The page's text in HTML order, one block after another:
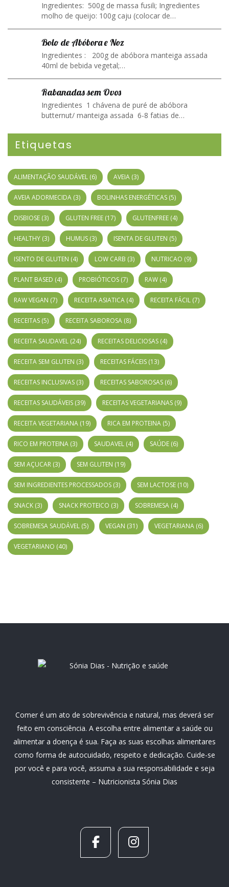
Ingredientes: 500g de massa fusili; Ingredientes
molho de queijo: 100g caju (colocar de…
Bolo de Abóbora e Noz
Ingredientes : 200g de abóbora manteiga assada
40ml de bebida vegetal;…
Rabanadas sem Ovos
Ingredientes 1 chávena de puré de abóbora
butternut/ manteiga assada 6-8 fatias de…
Etiquetas
ALIMENTAÇÃO SAUDÁVEL (6) AVEIA (3)
AVEIA ADORMECIDA (3) BOLINHAS ENERGÉTICAS (5)
DISBIOSE (3) GLUTEN FREE (17) GLUTENFREE (4)
HEALTHY (3) HUMUS (3) ISENTA DE GLUTEN (5)
ISENTO DE GLUTEN (4) LOW CARB (3) NUTRICAO (9)
PLANT BASED (4) PROBIÓTICOS (7) RAW (4)
RAW VEGAN (7) RECEITA ASIATICA (4) RECEITA FÁCIL (7)
RECEITAS (5) RECEITA SABOROSA (8)
RECEITA SAUDAVEL (24) RECEITAS DELICIOSAS (4)
RECEITA SEM GLUTEN (3) RECEITAS FÁCEIS (13)
RECEITAS INCLUSIVAS (3) RECEITAS SABOROSAS (6)
RECEITAS SAUDÁVEIS (39) RECEITAS VEGETARIANAS (9)
RECEITA VEGETARIANA (19) RICA EM PROTEINA (5)
RICO EM PROTEINA (3) SAUDAVEL (4) SAÚDE (6)
SEM AÇUCAR (3) SEM GLUTEN (19)
SEM INGREDIENTES PROCESSADOS (3) SEM LACTOSE (10)
SNACK (3) SNACK PROTEICO (3) SOBREMESA (4)
SOBREMESA SAUDÁVEL (5) VEGAN (31) VEGETARIANA (6)
VEGETARIANO (40)
Comer é um ato de sobrevivência e natural, mas deverá ser
feito em consciência. A escolha entre alimentar a saúde ou
alimentar a doença é sua. Faça as suas escolhas alimentares
como forma de autocuidado, respeito e dedicação. Cuide-se
por você e para você, assuma a sua responsabilidade e seja
consistente – Nutricionista Sónia Dias